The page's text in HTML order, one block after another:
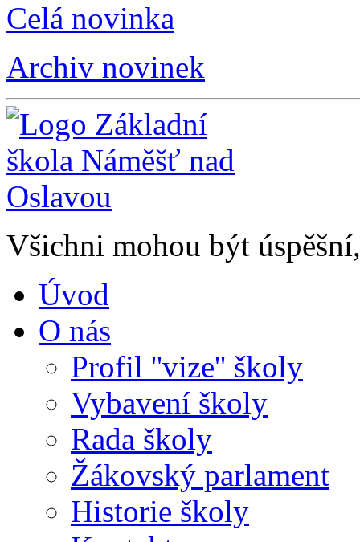
Celá novinka
Archiv novinek
Všichni mohou být
Úvod
O nás
Profil ''vize'' školy
Vybavení školy
Rada školy
Žákovský parlament
Historie školy